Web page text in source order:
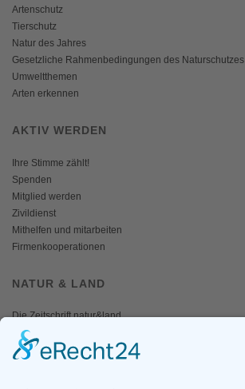
Artenschutz
Tierschutz
Natur des Jahres
Gesetzliche Rahmenbedingungen des Naturschutzes
Umweltthemen
Arten erkennen
AKTIV WERDEN
Ihre Stimme zählt!
Spenden
Mitglied werden
Zivildienst
Mithelfen und mitarbeiten
Firmenkooperationen
NATUR & LAND
Die Zeitschrift natur&land
Archiv
Mediadaten